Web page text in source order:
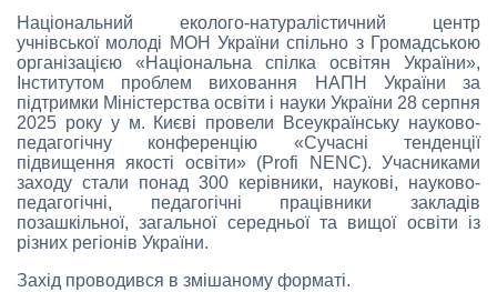
Національний еколого-натуралістичний центр
учнівської молоді МОН України спільно з Громадською
організацією «Національна спілка освітян України»,
Інститутом проблем виховання НАПН України за
підтримки Міністерства освіти і науки України 28 серпня
2025 року у м. Києві провели Всеукраїнську науково-
педагогічну конференцію «Сучасні тенденції
підвищення якості освіти» (Profi NENC). Учасниками
заходу стали понад 300 керівники, наукові, науково-
педагогічні, педагогічні працівники закладів
позашкільної, загальної середньої та вищої освіти із
різних регіонів України.
Захід проводився в змішаному форматі.